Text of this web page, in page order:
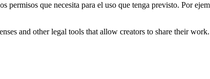
permisos que necesita para el uso que tenga previsto. Por
and other legal tools that allow creators to share their